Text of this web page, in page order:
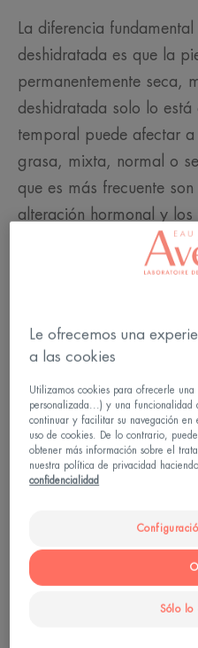
La diferencia
deshidratada es que la
permanentemente seca,
deshidratada solo lo está
temporal puede afectar
grasa, mixta, normal o
que es más frecuente
alteración hormonal y
verano y en invierno, la
sensible a la
productos inadecuados,
son otros factores que
deshidratación de la
además de verse.
Le ofrecemos una
a las cookies
Utilizamos cookies para ofrecerle
personalizada...) y una funcionalidad
continuar y facilitar su navegación en
uso de cookies. De lo contrario,
obtener más información sobre el
nuestra política de privacidad
confidencialidad
Sólo lo